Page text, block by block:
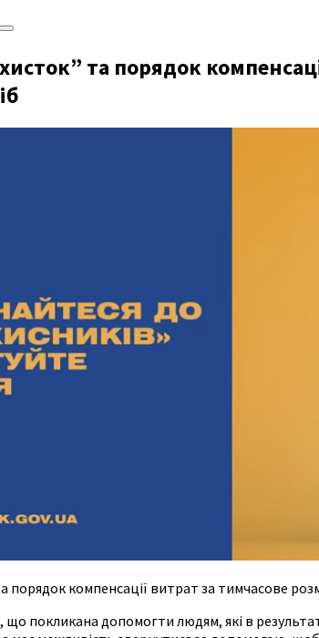
та порядок
порядок компенсації витрат за тимчасове
що покликана допомогти людям, які в